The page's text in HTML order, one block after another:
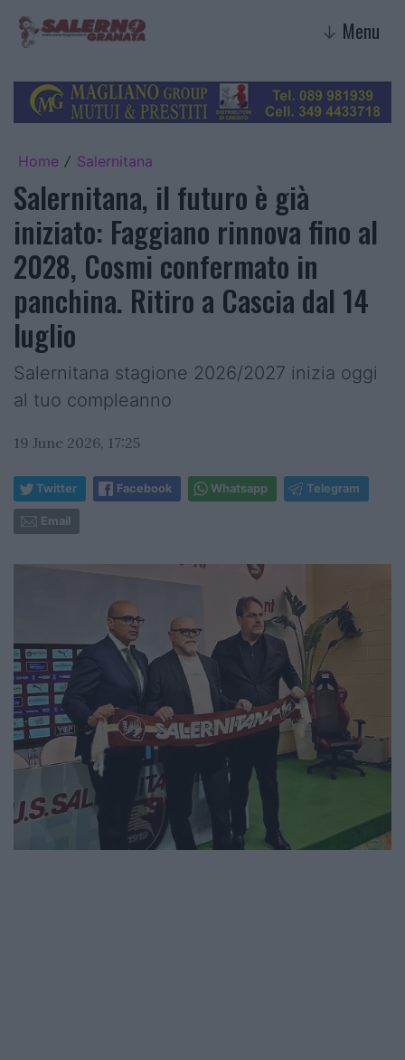
↓ Menu
Home / Salernitana
Salernitana, il futuro è già
iniziato: Faggiano rinnova fino al
2028, Cosmi confermato in
panchina. Ritiro a Cascia dal 14
luglio
Salernitana stagione 2026/2027 inizia oggi
al tuo compleanno
19 June 2026, 17:25
Twitter Facebook Whatsapp Telegram
Email